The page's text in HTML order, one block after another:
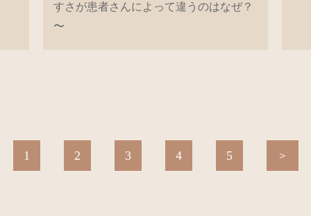
すさが患者さんによって違うのはなぜ？
〜
1 2 3 4 5 ＞